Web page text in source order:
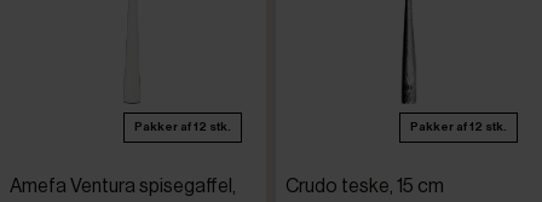
Pakker af 12 stk.
Amefa Ventura spisegaffel,
Pakker af 12 stk.
Crudo teske, 15 cm